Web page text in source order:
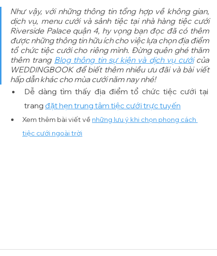
Như vậy, với những thông tin tổng hợp về không gian,
dịch vụ, menu cưới và sảnh tiệc tại nhà hàng tiệc cưới
Riverside Palace quận 4, hy vọng bạn đọc đã có thêm
được những thông tin hữu ích cho việc lựa chọn địa điểm
tổ chức tiệc cưới cho riêng mình. Đừng quên ghé thăm
thêm trang Blog thông tin sự kiện và dịch vụ cưới của
WEDDINGBOOK để biết thêm nhiều ưu đãi và bài viết
hấp dẫn khác cho mùa cưới năm nay nhé!
Dễ dàng tìm thấy địa điểm tổ chức tiệc cưới tại
trang đặt hẹn trung tâm tiệc cưới trực tuyến
Xem thêm bài viết về những lưu ý khi chọn phong cách
tiệc cưới ngoài trời